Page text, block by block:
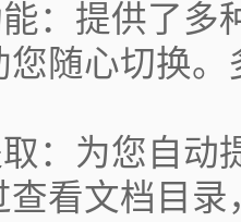
提供了多
您随心切换
为您自动
查看文档目